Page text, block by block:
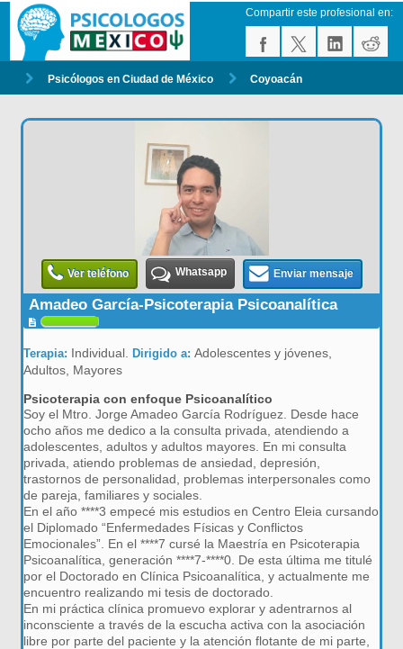
Compartir este profesional en:
Psicólogos en Ciudad de México Coyoacán
Ver teléfono Whatsapp Enviar mensaje
Amadeo García-Psicoterapia Psicoanalítica
Terapia: Individual.Dirigido a:Adolescentes y jóvenes,
Adultos, Mayores
Psicoterapia con enfoque Psicoanalítico
Soy el Mtro. Jorge Amadeo García Rodríguez. Desde hace
ocho años me dedico a la consulta privada, atendiendo a
adolescentes, adultos y adultos mayores. En mi consulta
privada, atiendo problemas de ansiedad, depresión,
trastornos de personalidad, problemas interpersonales como
de pareja, familiares y sociales.
En el año ****3 empecé mis estudios en Centro Eleia cursando
el Diplomado “Enfermedades Físicas y Conflictos
Emocionales”. En el ****7 cursé la Maestría en Psicoterapia
Psicoanalítica, generación ****7-****0. De esta última me titulé
por el Doctorado en Clínica Psicoanalítica, y actualmente me
encuentro realizando mi tesis de doctorado.
En mi práctica clínica promuevo explorar y adentrarnos al
inconsciente a través de la escucha activa con la asociación
libre por parte del paciente y la atención flotante de mi parte,